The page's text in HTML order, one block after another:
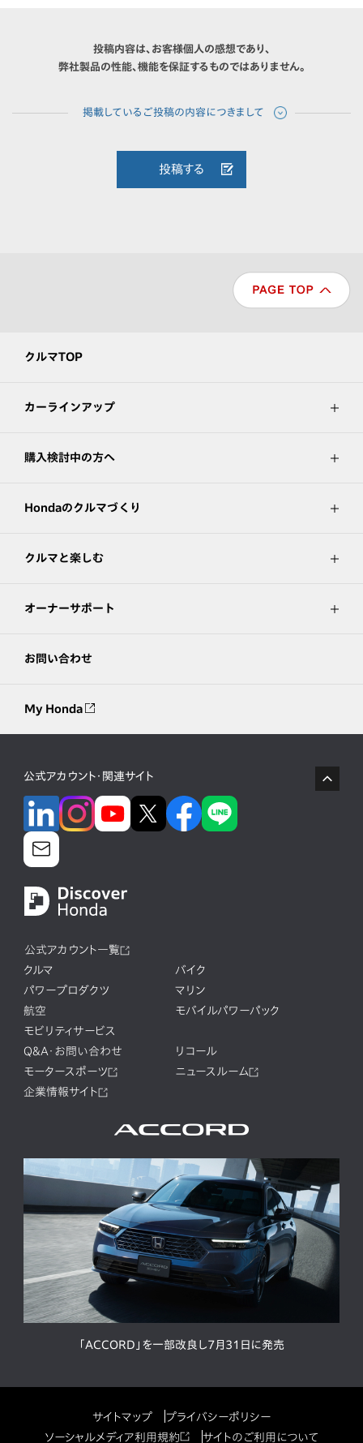
投稿内容は、お客様個人の感想であり、
弊社製品の性能、機能を保証するものではありません。
投稿する
クルマTOP
カーラインアップ
購入検討中の方へ
Hondaのクルマづくり
クルマと楽しむ
オーナーサポート
お問い合わせ
My Honda
公式アカウント・関連サイト
公式アカウント一覧
クルマ
バイク
パワープロダクツ
マリン
航空
モバイルパワーパック
モビリティサービス
Q&A・お問い合わせ
リコール
モータースポーツ
ニュースルーム
企業情報サイト
「ACCORD」を一部改良し7月31日に発売
サイトマップ
プライバシーポリシー
ソーシャルメディア利用規約
サイトのご利用について